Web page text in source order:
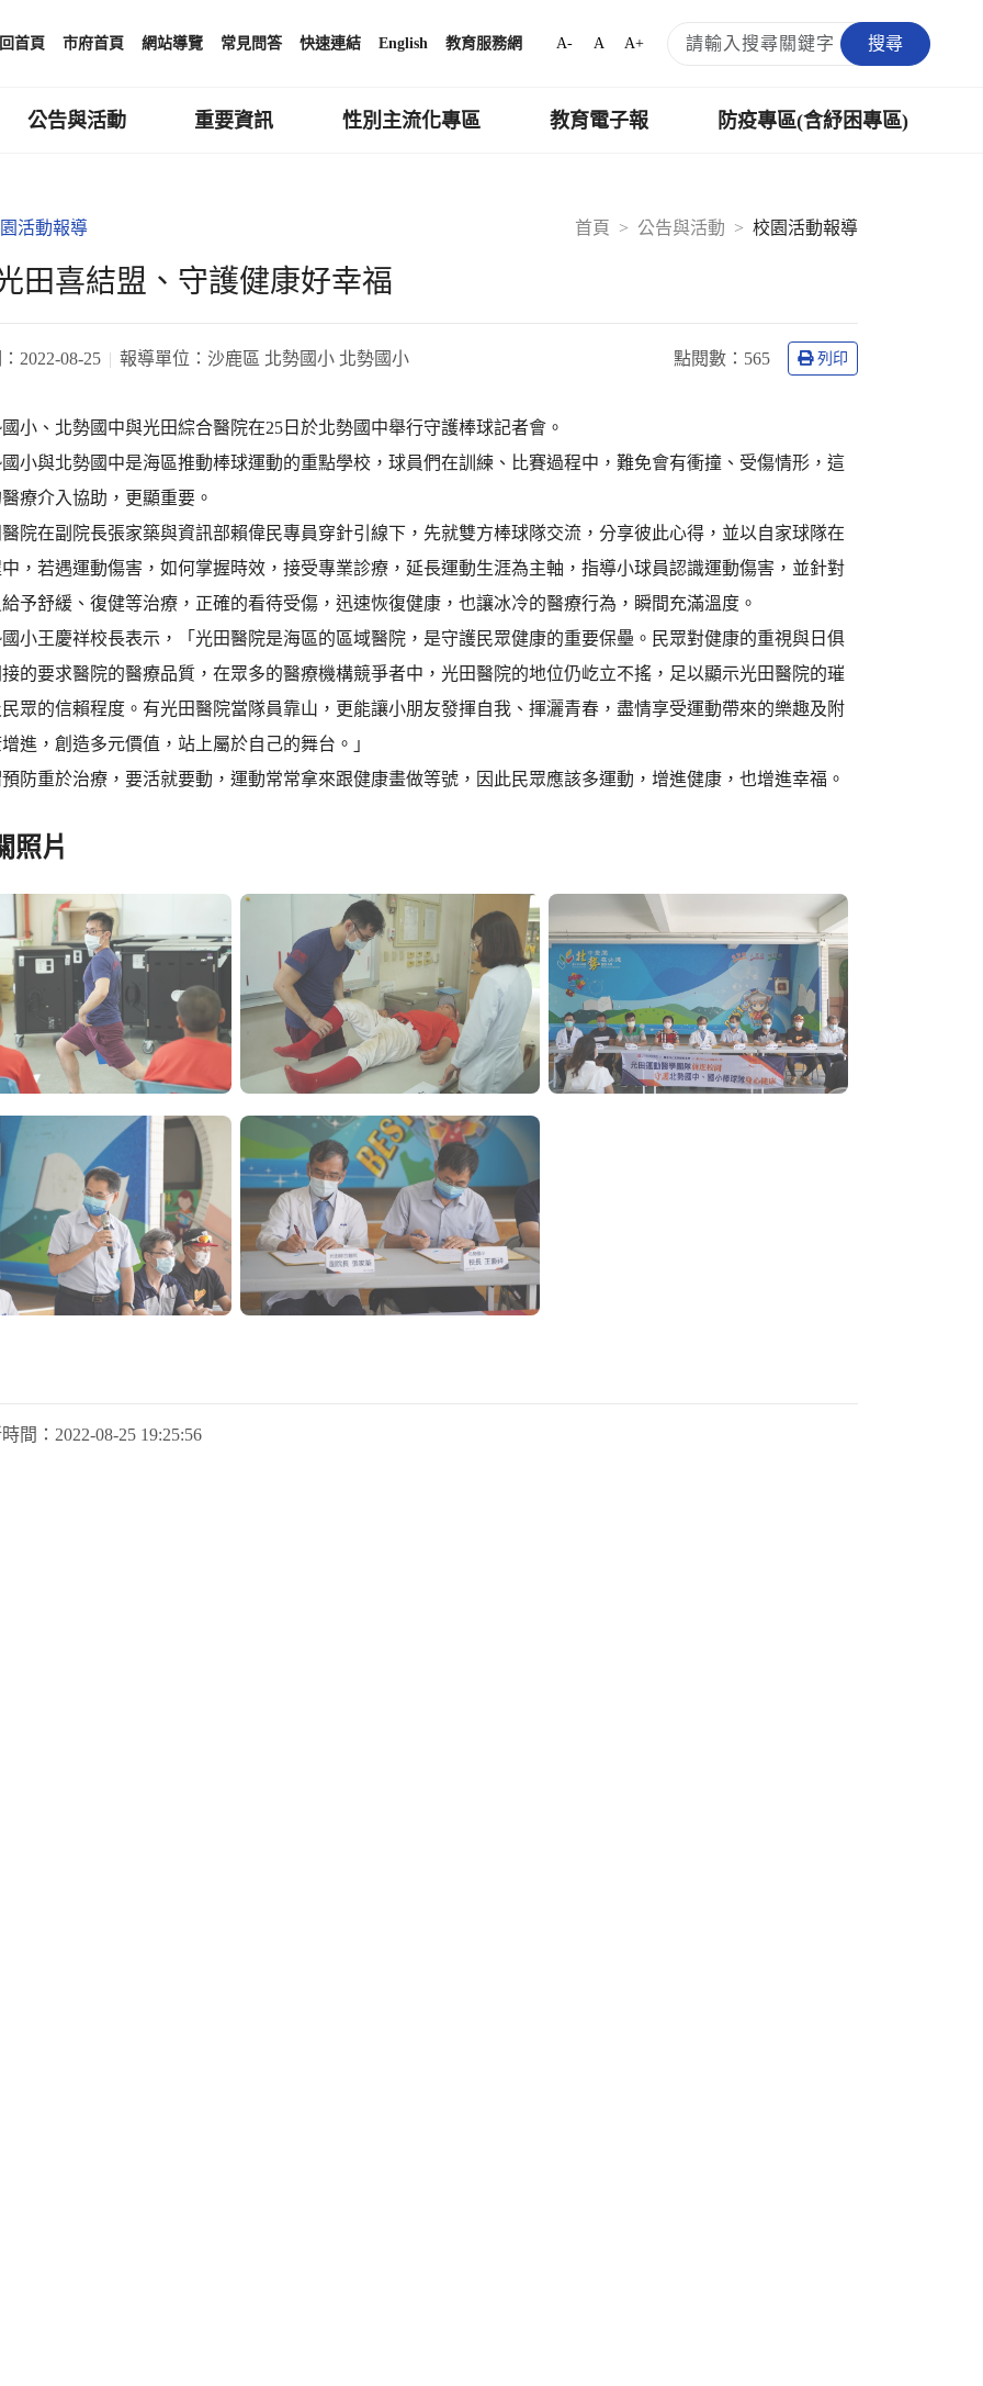
回首頁 市府首頁 網站導覽 常見問答 快速連結 English 教育服務網 A- A A+ 搜尋
公告與活動 重要資訊 性別主流化專區 教育電子報 防疫專區(含紓困專區)
首頁 公告與活動 校園活動報導
活動報導
田喜結盟、守護健康好幸福
2022-08-25 報導單位： 沙鹿區 北勢國小 北勢國小 點閱數： 565 列印
、北勢國中與光田綜合醫院在25日於北勢國中舉行守護棒球記者會。
與北勢國中是海區推動棒球運動的重點學校，球員們在訓練、比賽過程中，難免會有衝撞、受傷情形，這
療介入協助，更顯重要。
在副院長張家築與資訊部賴偉民專員穿針引線下，先就雙方棒球隊交流，分享彼此心得，並以自家球隊在
，若遇運動傷害，如何掌握時效，接受專業診療，延長運動生涯為主軸，指導小球員認識運動傷害，並針對
予舒緩、復健等治療，正確的看待受傷，迅速恢復健康，也讓冰冷的醫療行為，瞬間充滿溫度。
王慶祥校長表示，「光田醫院是海區的區域醫院，是守護民眾健康的重要保壘。民眾對健康的重視與日俱
的要求醫院的醫療品質，在眾多的醫療機構競爭者中，光田醫院的地位仍屹立不搖，足以顯示光田醫院的璀
眾的信賴程度。有光田醫院當隊員靠山，更能讓小朋友發揮自我、揮灑青春，盡情享受運動帶來的樂趣及附
進，創造多元價值，站上屬於自己的舞台。」
重於治療，要活就要動，運動常常拿來跟健康畫做等號，因此民眾應該多運動，增進健康，也增進幸福。
照片
間： 2022-08-25 19:25:56